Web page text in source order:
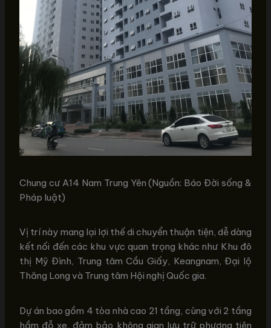
Chung cư A14 Nam Trung Yên (Nguồn: Báo Đời sống &
Pháp luật)
Vị trí này mang lại lợi thế di chuyển thuận tiện, dễ dàng
kết nối đến các khu vực quan trọng khác như Khu đô
thị Mỹ Đình, Trung tâm Cầu Giấy, Keangnam, Đại lộ
Thăng Long và Trung tâm Hội nghị Quốc gia.
Dự án bao gồm 4 tòa nhà cao 21 tầng, cùng với 2 tầng
hầm đỗ xe, đảm bảo không gian lưu trữ phương tiện